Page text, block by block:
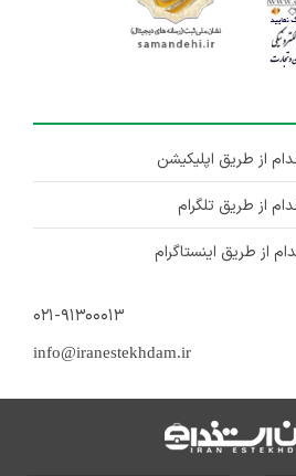
از طریق اپلیکیشن
از طریق تلگرام
از طریق اینستاگرام
۰۲۱-۹۱۳۰۰۰۱۳
info@iranestekhdam.ir